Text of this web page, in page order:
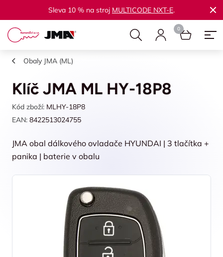
Sleva 10 % na stroj MULTICODE NXT-E.
Obaly JMA (ML)
Klíč JMA ML HY-18P8
Kód zboží: MLHY-18P8
EAN: 8422513024755
JMA obal dálkového ovladače HYUNDAI | 3 tlačítka +
panika | baterie v obalu